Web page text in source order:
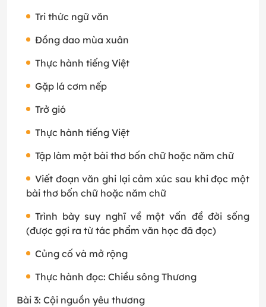
Tri thức ngữ văn
Đồng dao mùa xuân
Thực hành tiếng Việt
Gặp lá cơm nếp
Trở gió
Thực hành tiếng Việt
Tập làm một bài thơ bốn chữ hoặc năm chữ
Viết đoạn văn ghi lại cảm xúc sau khi đọc một
bài thơ bốn chữ hoặc năm chữ
Trình bày suy nghĩ về một vấn đề đời sống
(được gợi ra từ tác phẩm văn học đã đọc)
Củng cố và mở rộng
Thực hành đọc: Chiều sông Thương
Bài 3: Cội nguồn yêu thương